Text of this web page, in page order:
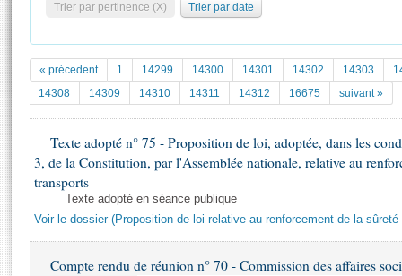
Pétitions
Documents parlementaires
Projets de loi
Propositions de loi
Amendements
Textes adoptés
Rapports d'enquête
Statistiques et chiffres clés
Documents de référence
( Constitution | Règlement de l'Assemblée ... )
Histoire
Juniors
Anciennes législatures
La Bibliothèque
Les archives
Contacts et plan d'accès
Photos libres de droit
Trier par pertinence (X) Trier par date
« précedent 1 14299 14300 14301 14302 14303
14308
14309 14310 14311 14312 16675 suivant »
Texte adopté n° 75 - Proposition de loi, adoptée, dans les
3, de la Constitution, par l'Assemblée nationale, relative au
transports
Texte adopté en séance publique
Voir le dossier (Proposition de loi relative au renforcement de la
Compte rendu de réunion n° 70 - Commission des affaires